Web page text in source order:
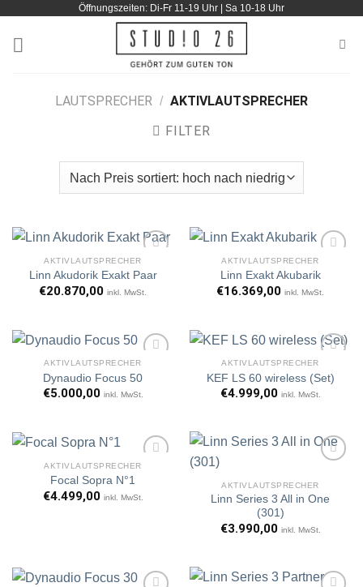
springen
Öffnungszeiten: Di-Fr 11-19 Uhr | Sa 10-18 Uhr
LAUTSPRECHER / AKTIVLAUTSPRECHER
FILTER
Artikel
AKTIVLAUTSPRECHER
Linn Akudorik Exakt Paar
€20.870,00 inkl. MwSt.
Artikel
AKTIVLAUTSPRECHER
Linn Exakt Akubarik
€16.369,00 inkl. MwSt.
Artikel
AKTIVLAUTSPRECHER
Dynaudio Focus 50
€5.000,00 inkl. MwSt.
Artikel
AKTIVLAUTSPRECHER
KEF LS 60 wireless (Set)
€4.999,00 inkl. MwSt.
Artikel
AKTIVLAUTSPRECHER
Focal Sopra N°1
€4.499,00 inkl. MwSt.
Artikel
AKTIVLAUTSPRECHER
Linn Series 3 All in One
(301)
€3.990,00 inkl. MwSt.